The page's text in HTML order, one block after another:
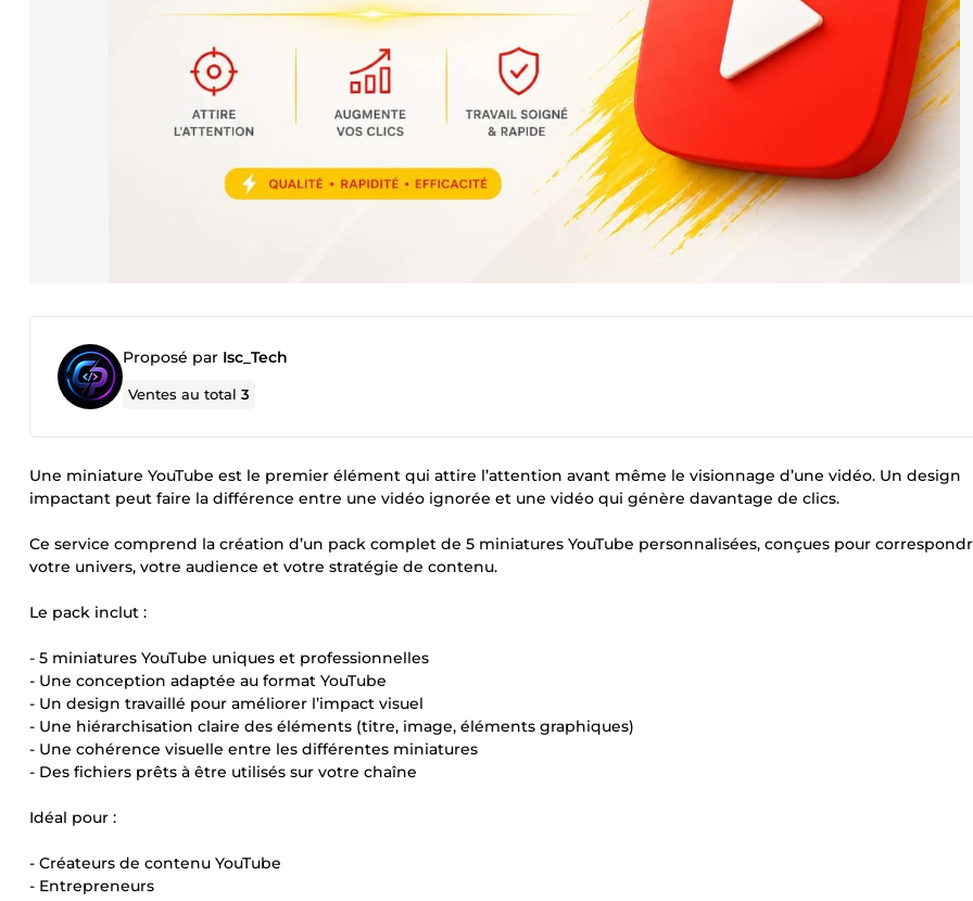
Proposé par Isc_Tech
Ventes au total3
Une miniature YouTube est le premier élément qui attire l’attention avant même le visionnage d’une vidéo. Un design
impactant peut faire la différence entre une vidéo ignorée et une vidéo qui génère davantage de clics.
Ce service comprend la création d’un pack complet de 5 miniatures YouTube personnalisées, conçues pour
votre univers, votre audience et votre stratégie de contenu.
Le pack inclut :
- 5 miniatures YouTube uniques et professionnelles
- Une conception adaptée au format YouTube
- Un design travaillé pour améliorer l’impact visuel
- Une hiérarchisation claire des éléments (titre, image, éléments graphiques)
- Une cohérence visuelle entre les différentes miniatures
- Des fichiers prêts à être utilisés sur votre chaîne
Idéal pour :
- Créateurs de contenu YouTube
- Entrepreneurs